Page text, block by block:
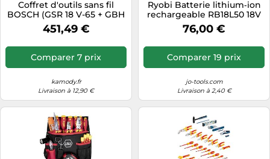
Coffret d'outils sans fil
BOSCH (GSR 18 V-65 + GBH
18 V-22 + GWS 18 V-8, 2 x
GBA 18 V 4,0 Ah, GAL 18 V-4,
451,49 €
Comparer 7 prix
kamody.fr
Livraison à 12,90 €
Ryobi Batterie lithium‑ion
rechargeable RB18L50 18V
5,0 Ah ONE+
76,00 €
Comparer 19 prix
jo-tools.com
Livraison à 2,40 €